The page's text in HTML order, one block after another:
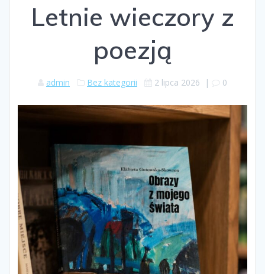
Letnie wieczory z
poezją
admin Bez kategorii 2 lipca 2026 | 0